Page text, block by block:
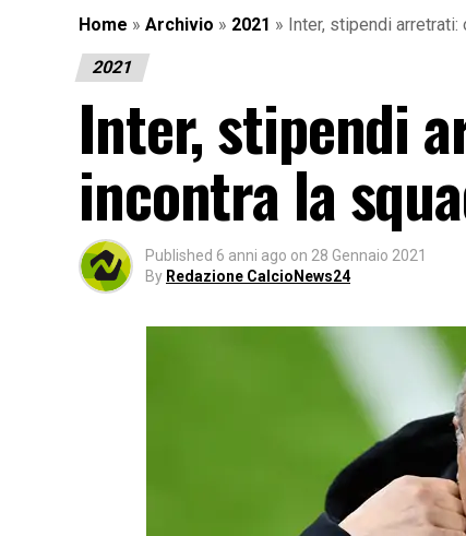
Home » Archivio » 2021 » Inter, stipendi
2021
Inter, stipendi
incontra la
Published 6 anni ago on 28 Gennaio 2021
By Redazione CalcioNews24